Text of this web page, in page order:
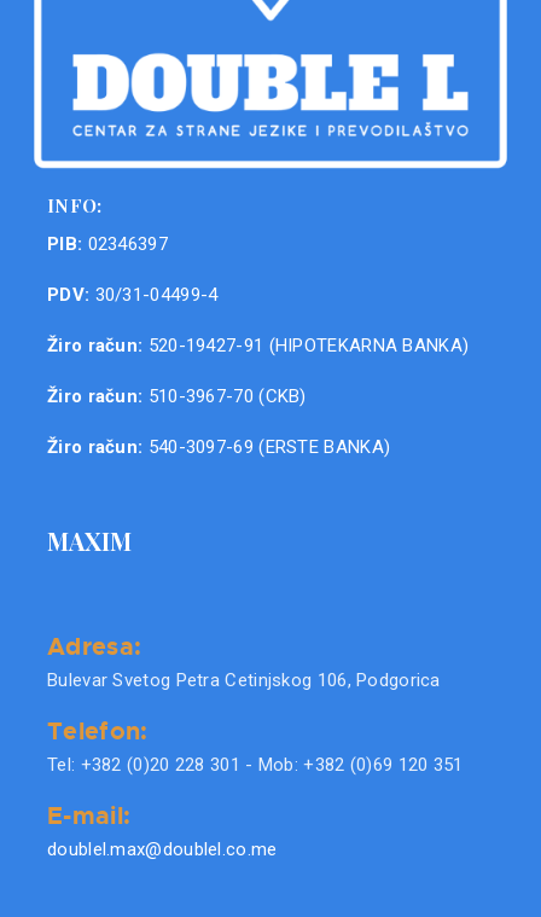
INFO:
PIB: 02346397
PDV: 30/31-04499-4
Žiro račun: 520-19427-91 (HIPOTEKARNA BANKA)
Žiro račun: 510-3967-70 (CKB)
Žiro račun: 540-3097-69 (ERSTE BANKA)
MAXIM
Adresa:
Bulevar Svetog Petra Cetinjskog 106, Podgorica
Telefon:
Tel: +382 (0)20 228 301 - Mob: +382 (0)69 120 351
E-mail:
doublel.max@doublel.co.me